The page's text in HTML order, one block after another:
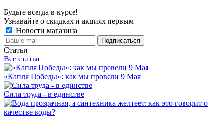
Будьте всегда в курсе!
Узнавайте о скидках и акциях первым
Новости магазина
Статьи
Все статьи
«Капля Победы»: как мы провели 9 Мая
Сила труда - в единстве